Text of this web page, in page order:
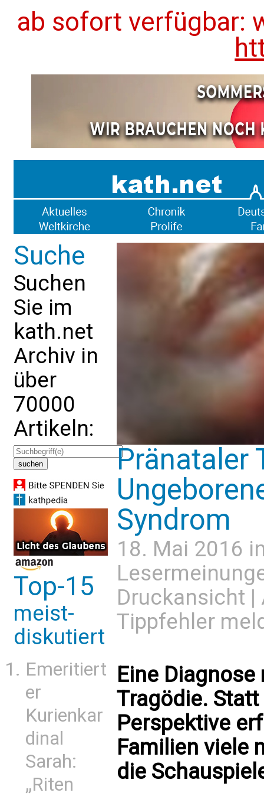
ab sofort verfügbar:
Suche
Suchen
Sie im
kath.net
Archiv in
über
70000
Artikeln:
Top-15
meist-
diskutiert
Emeritiert
er
Kurienkar
dinal
Sarah:
„Riten
Pränataler
Syndrom
18. Mai 2016
Druckansicht |
Tippfehler
Eine
Tragödie.
Perspektive
Familien viele
die